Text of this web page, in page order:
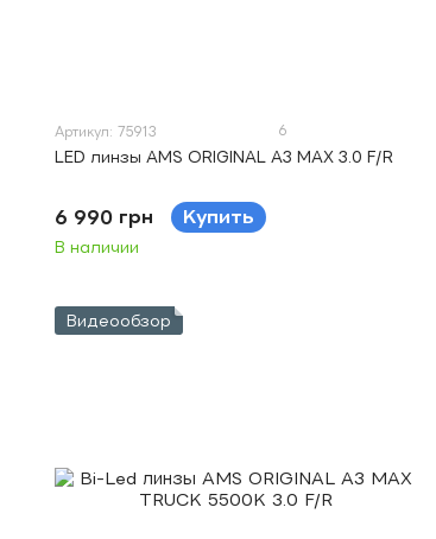
Артикул: 75913 6
LED линзы AMS ORIGINAL A3 MAX 3.0 F/R
6 990 грн Купить
В наличии
Видеообзор